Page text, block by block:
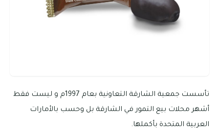
تأسست جمعية الشارقة التعاونية بعام 1997م و ليست فقط
أشهر محلات بيع التمور في الشارقة بل وحسب بالأمارات
العربية المتحدة بأكملها.